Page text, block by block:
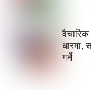
धारमा,
गर्ने